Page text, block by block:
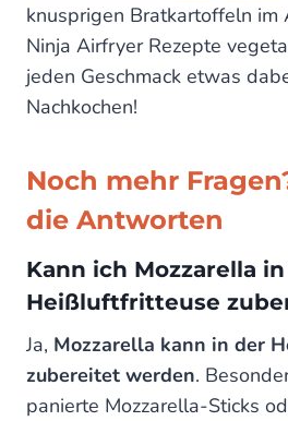
knusprigen Bratkartoffeln im
Ninja Airfryer Rezepte
jeden Geschmack etwas
Nachkochen!
Noch mehr
die Antworten
Kann ich Mozzarella
Heißluftfritteuse
Ja, Mozzarella kann in der
zubereitet werden.
panierte Mozzarella-Sticks